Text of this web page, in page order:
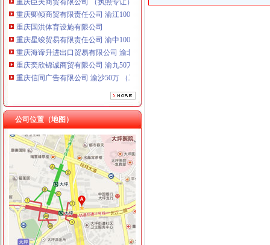
重庆卿倾商贸有限责任公司 渝江100万 （工商注册）
重庆国洪体育设施有限公司
重庆星竣贸易有限责任公司 渝中100万 （进出口权）
重庆海谛升进出口贸易有限公司 渝北100万 （进出口权）
重庆奕欣锦诚商贸有限公司 渝九50万 （工商注册）
重庆信同广告有限公司 渝沙50万 （工商注册）
重庆三虹房地产营销策划有限公司
重庆鸽牌电线电缆有限公司 渝北10010万 (进出口权)
重庆傲志众达投资咨询有限责任公司 渝九1000万 （增资）
重庆卿倾商贸有限责任公司 渝江100万 （工商注册）
重庆国洪体育设施有限公司
重庆星竣贸易有限责任公司 渝中100万 （进出口权）
重庆海谛升进出口贸易有限公司 渝北100万 （进出口权）
重庆奕欣锦诚商贸有限公司 渝九50万 （工商注册）
重庆信同广告有限公司 渝沙50万 （工商注册）
重庆三虹房地产营销策划有限公司
重庆宝鹰汽车销售有限公司
公司位置（地图）
工商动态
万州局一般纳税人认定标准建立违法广告示公告制度
丰都局围绕造新时期合格工商干部提出“十问”一般纳税人认定标准
开县局着力构建高效处理信访事项的一般纳税人注册流程五大机制
云局怎么注册一般纳税人抓九个必须有效杜绝注水肉
梁平局推行 “三卡”代办一般纳税人服务制度
沙坪坝局加政务信息工作突出四个“新”一般纳税人怎么交税